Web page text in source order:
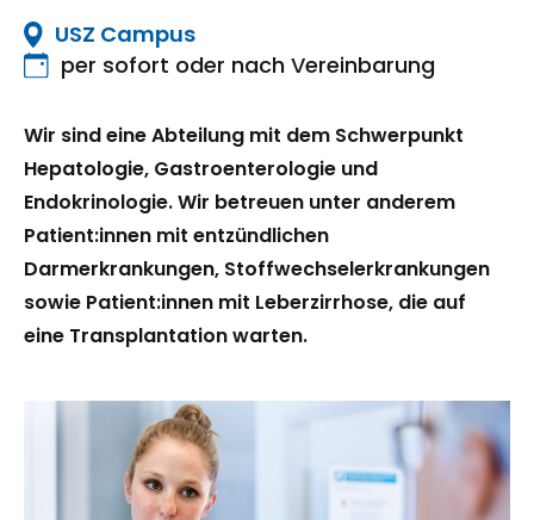
USZ Campus
per sofort oder nach Vereinbarung
Wir sind eine Abteilung mit dem Schwerpunkt
Hepatologie, Gastroenterologie und
Endokrinologie. Wir betreuen unter anderem
Patient:innen mit entzündlichen
Darmerkrankungen, Stoffwechselerkrankungen
sowie Patient:innen mit Leberzirrhose, die auf
eine Transplantation warten.